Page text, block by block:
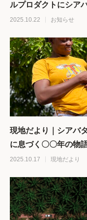
ルプロダクトにシア
2025.10.22 お知らせ
現地だより｜シアバ
に息づく〇〇年の物
2025.10.17 現地だより